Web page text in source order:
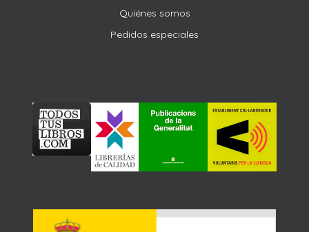
Quiénes somos
Pedidos especiales